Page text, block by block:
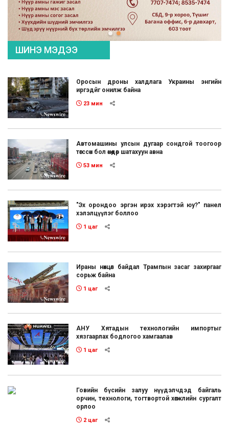
ШИНЭ МЭДЭЭ
Оросын дроны халдлага Украины энгийн
иргэдйг онилж байна
23 мин
Автомашины улсын дугаар сондгой тоогоор
төгссөн бол өнөөдөр шатахуун авна
53 мин
"Эх орондоо эргэн ирэх хэрэгтэй юу?" панел
хэлэлцүүлэг боллоо
1 цаг
Ираны нөхцөл байдал Трампын засаг захиргааг
сорьж байна
1 цаг
АНУ Хятадын технологийн импортыг
хязгаарлах бодлогоо хамгаалав
1 цаг
Говийн бүсийн залуу нүүдэлчдэд байгаль
орчин, технологи, тогтвортой хөгжлийн сургалт
орлоо
2 цаг